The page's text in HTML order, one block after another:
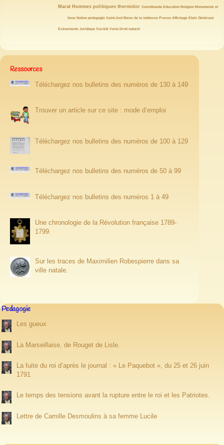
Marat Hommes politiquesthermidorConstituante
14/146 Education
14/146 Religion
13/146 Monuments et
lieux Nation pedagogie Saint-Just Biens de la noblesse Presse
11/146 Affichage
10/146 États Généraux
EvènementsJuridiqueSociété
10/146 Vertu
9/146 Droit naturel
8/146
Ressources
Téléchargez nos bulletins des numéros de 130 à 149
Trouver un article sur ce site : mode d’emploi
Téléchargez nos bulletins des numéros de 100 à 129
Téléchargez nos bulletins des numéros de 50 à 99
Téléchargez nos bulletins des numéros 1 à 49
Une chronologie de la Révolution française 1789-
1799.
Sur les traces de Maximilien Robespierre dans sa
ville natale.
Pedagogie
Les gueux
La Marseillaise, de Rouget de Lisle.
La fuite du roi d’après le journal : « Le Paquebot », du 25 et 26 juin
1791
Le temps des tensions avant la rupture entre le roi et les Patriotes.
Lettre de Camille Desmoulins à sa femme Lucile